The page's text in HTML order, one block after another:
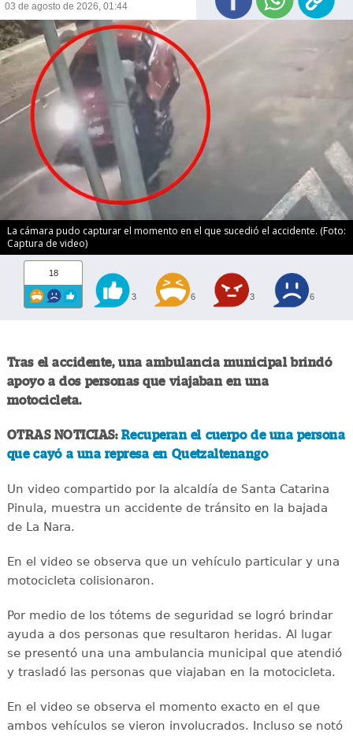
03 de agosto de 2026, 01:44
La cámara pudo capturar el momento en el que sucedió el accidente. (Foto:
Captura de video)
18
3 6 3 6
Tras el accidente, una ambulancia municipal brindó
apoyo a dos personas que viajaban en una
motocicleta.
OTRAS NOTICIAS: Recuperan el cuerpo de una persona
que cayó a una represa en Quetzaltenango
Un video compartido por la alcaldía de Santa Catarina
Pinula, muestra un accidente de tránsito en la bajada
de La Nara.
En el video se observa que un vehículo particular y una
motocicleta colisionaron.
Por medio de los tótems de seguridad se logró brindar
ayuda a dos personas que resultaron heridas. Al lugar
se presentó una una ambulancia municipal que atendió
y trasladó las personas que viajaban en la motocicleta.
En el video se observa el momento exacto en el que
ambos vehículos se vieron involucrados. Incluso se notó